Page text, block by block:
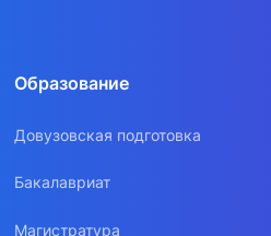
Образование
Довузовская подготовка
Бакалавриат
Магистратура